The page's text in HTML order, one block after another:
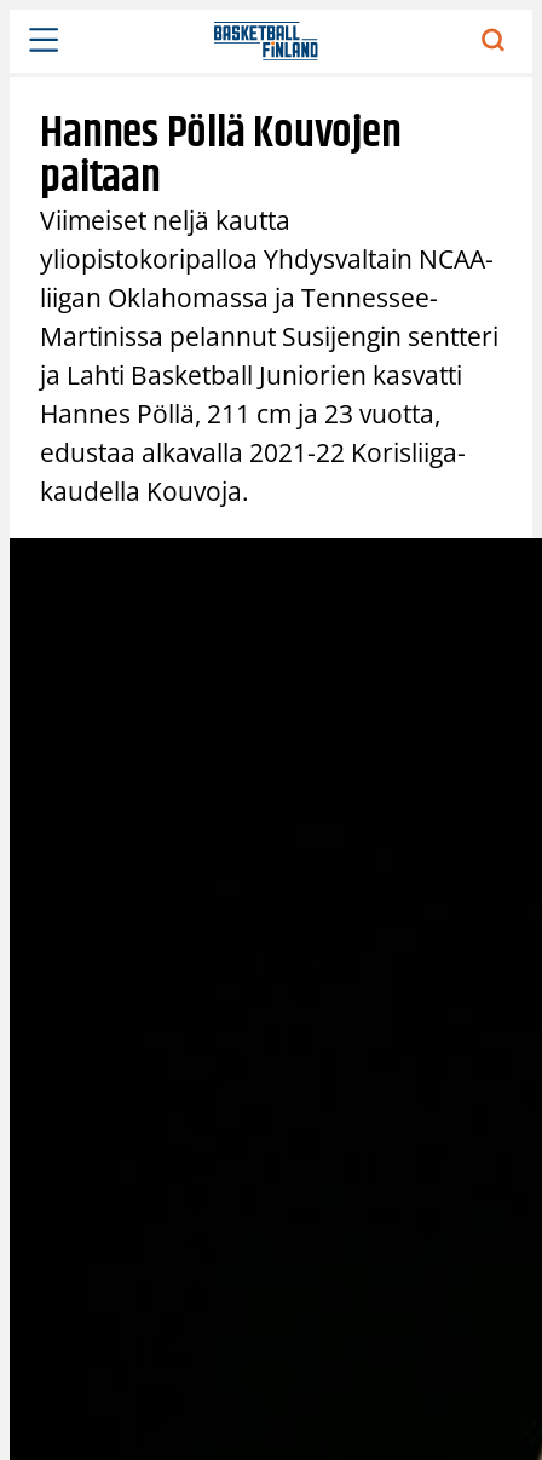
Siirry
sisältöön
Hannes Pöllä Kouvojen
paitaan
Viimeiset neljä kautta
yliopistokoripalloa Yhdysvaltain NCAA-
liigan Oklahomassa ja Tennessee-
Martinissa pelannut Susijengin sentteri
ja Lahti Basketball Juniorien kasvatti
Hannes Pöllä, 211 cm ja 23 vuotta,
edustaa alkavalla 2021-22 Korisliiga-
kaudella Kouvoja.